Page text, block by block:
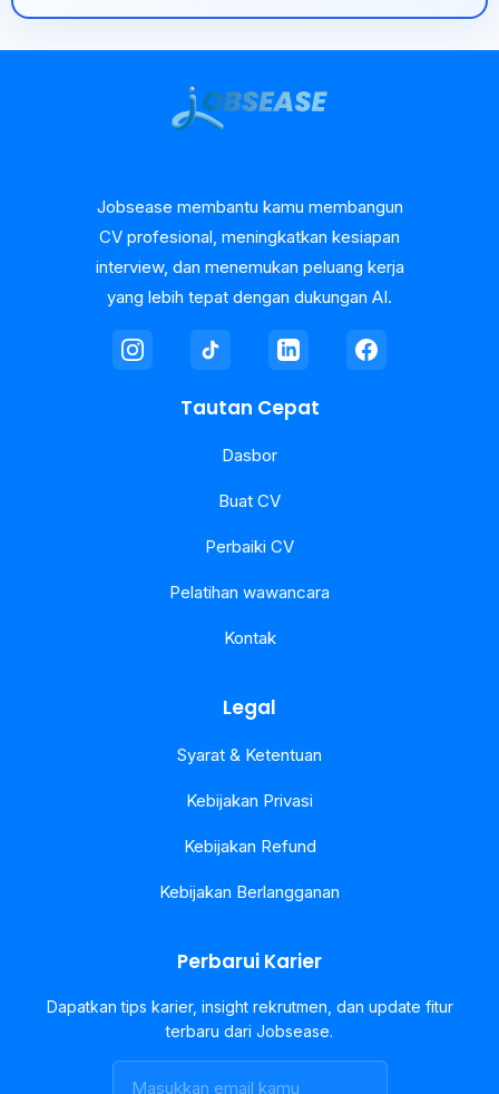
Jobsease membantu kamu membangun
CV profesional, meningkatkan kesiapan
interview, dan menemukan peluang kerja
yang lebih tepat dengan dukungan AI.
Tautan Cepat
Dasbor
Buat CV
Perbaiki CV
Pelatihan wawancara
Kontak
Legal
Syarat & Ketentuan
Kebijakan Privasi
Kebijakan Refund
Kebijakan Berlangganan
Perbarui Karier
Dapatkan tips karier, insight rekrutmen, dan update fitur
terbaru dari Jobsease.